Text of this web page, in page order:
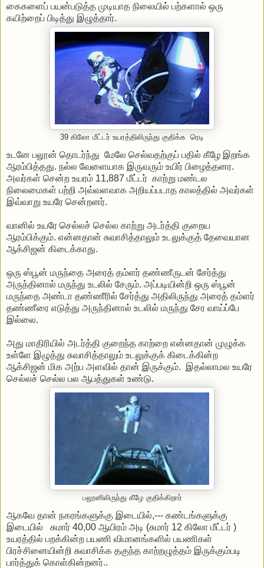
கைகளைப் பயன்படுத்த முடியாத நிலையில் பற்களால் ஒரு
கயிற்றைப் பிடித்து இழுத்தார்.
39 கிலோ மீட்டர் உயரத்திலிருந்து குதிக்க ரெடி
உடனே பலூன் தொடர்ந்து மேலே செல்வதற்குப் பதில் கீழே இறங்க
ஆரம்பித்தது. நல்ல வேளையாக இருவரும் உயிர் பிழைத்தனர.
அவர்கள் சென்ற உயரம் 11,887 மீட்டர் காற்று மண்டல
நிலைமைகள் பற்றி அவ்வளவாக அறியப்படாத காலத்தில் அவர்கள்
இவ்வாறு உயரே சென்றனர்.
வானில் உயரே செல்லச் செல்ல காற்று அடர்த்தி குறைய
ஆரம்பிக்கும். என்னதான் சுவாசித்தாலும் உடலுக்குத் தேவையான
ஆக்சிஜன் கிடைக்காது.
ஒரு ஸ்பூன் மருந்தை அரைத் தம்ளர் தண்ணீருடன் சேர்த்து
அருந்தினால் மருந்து உடலில் சேரும். அப்படியின்றி ஒரு ஸ்பூன்
மருந்தை அண்டா தண்ணீரில் சேர்த்து அதிலிருந்து அரைத் தம்ளர்
தண்ணீரை எடுத்து அருந்தினால் உடலில் மருந்து சேர வாய்ப்பே
இல்லை.
அது மாதிரியில் அடர்த்தி குறைந்த காற்றை என்னதான் முழுக்க
உள்ளே இழுத்து சுவாசித்தாலும் உடலுக்குக் கிடைக்கின்ற
ஆக்சிஜன் மிக அற்ப அளவில் தான் இருக்கும். இதல்லாமல உயரே
செல்லச் செல்ல பல ஆபத்துகள் உண்டு.
பலூனிலிருந்து கீழே குதிக்கிறார்
ஆகவே தான் நகரங்களுக்கு இடையில்,--- கண்டங்களுக்கு
இடையில் சுமார் 40,00 ஆயிரம் அடி (சுமார் 12 கிலோ மீட்டர் )
உயரத்தில் பறக்கின்ற பயணி விமானங்களில் பயணிகள்
பிரச்சினையின்றி சுவாசிக்க தகுந்த காற்றழுத்தம் இருக்கும்படி
பார்த்துக் கொள்கின்றனர்..